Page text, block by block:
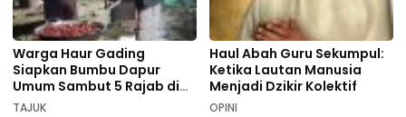
Warga Haur Gading
Siapkan Bumbu Dapur
Umum Sambut 5 Rajab di
Sekumpul
TAJUK
Haul Abah Guru Sekumpul:
Ketika Lautan Manusia
Menjadi Dzikir Kolektif
OPINI